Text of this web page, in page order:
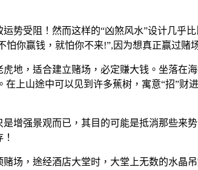
势受阻！然而这样的“凶煞风水”设计几乎
你赢钱，就怕你不来!”,因为想真正赢过赌
地，适合建立赌场，必定赚大钱。坐落在
上山途中可以见到许多蕉树，寓意“招”财
增强景观而已，其目的可能是抵消那些来
场，途经酒店大堂时，大堂上无数的水晶